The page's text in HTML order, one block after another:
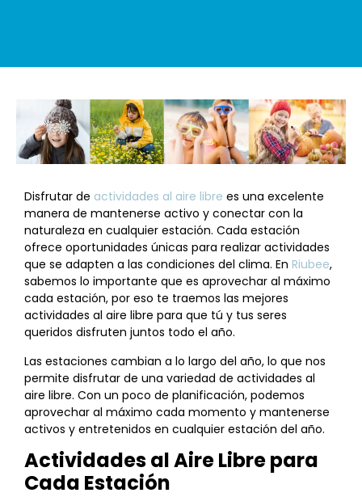
Disfrutar de actividades al aire libre es una excelente
manera de mantenerse activo y conectar con la
naturaleza en cualquier estación. Cada estación
ofrece oportunidades únicas para realizar actividades
que se adapten a las condiciones del clima. En Riubee,
sabemos lo importante que es aprovechar al máximo
cada estación, por eso te traemos las mejores
actividades al aire libre para que tú y tus seres
queridos disfruten juntos todo el año.
Las estaciones cambian a lo largo del año, lo que nos
permite disfrutar de una variedad de actividades al
aire libre. Con un poco de planificación, podemos
aprovechar al máximo cada momento y mantenerse
activos y entretenidos en cualquier estación del año.
Actividades al Aire Libre para
Cada Estación